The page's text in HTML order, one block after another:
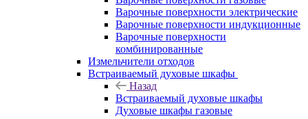
Варочные поверхности электрические
Варочные поверхности индукционные
Варочные поверхности
комбинированные
Измельчители отходов
Встраиваемый духовые шкафы
Назад
Встраиваемый духовые шкафы
Духовые шкафы газовые